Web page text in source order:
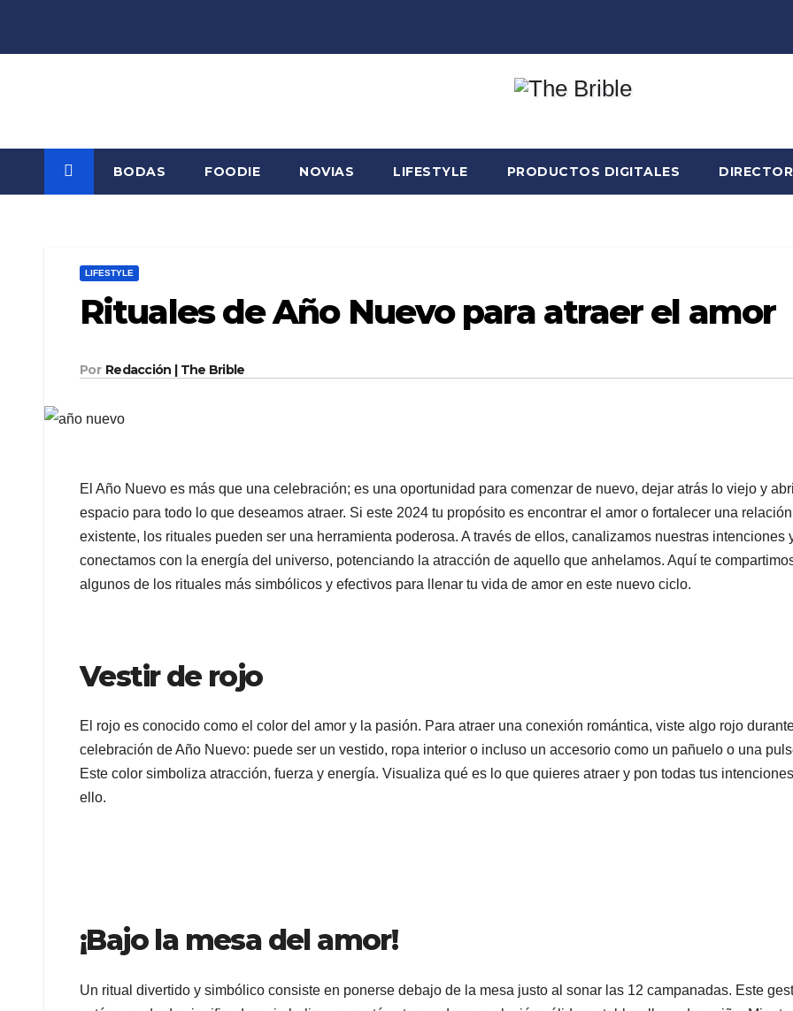
BODAS FOODIE NOVIAS LIFESTYLE PRODUCTOS DIGITALES
LIFESTYLE
Rituales de Año Nuevo para atraer el amor
Por Redacción | The Brible
El Año Nuevo es más que una celebración; es una oportunidad para comenzar de nuevo, dejar atrás lo viejo y
espacio para todo lo que deseamos atraer. Si este 2024 tu propósito es encontrar el amor o fortalecer una relación
existente, los rituales pueden ser una herramienta poderosa. A través de ellos, canalizamos nuestras intenciones
conectamos con la energía del universo, potenciando la atracción de aquello que anhelamos. Aquí te
algunos de los rituales más simbólicos y efectivos para llenar tu vida de amor en este nuevo ciclo.
Vestir de rojo
El rojo es conocido como el color del amor y la pasión. Para atraer una conexión romántica, viste algo rojo
celebración de Año Nuevo: puede ser un vestido, ropa interior o incluso un accesorio como un pañuelo o una
Este color simboliza atracción, fuerza y energía. Visualiza qué es lo que quieres atraer y pon todas tus
ello.
¡Bajo la mesa del amor!
Un ritual divertido y simbólico consiste en ponerse debajo de la mesa justo al sonar las 12 campanadas. Este